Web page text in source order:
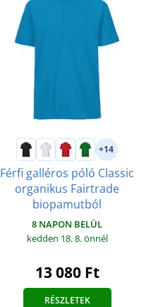
+14
Férfi galléros póló Classic
organikus Fairtrade
biopamutból
8 NAPON BELÜL
kedden 18. 8.önnél
13 080 Ft
RÉSZLETEK